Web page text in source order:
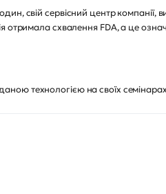
свій сервісний центр компанії,
отримала схвалення FDA, а це
технологією на своїх